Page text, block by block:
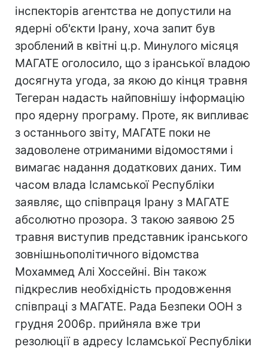
інспекторів агентства не допустили на
ядерні об'єкти Ірану, хоча запит був
зроблений в квітні ц.р. Минулого місяця
МАГАТЕ оголосило, що з іранської владою
досягнута угода, за якою до кінця травня
Тегеран надасть найповнішу інформацію
про ядерну програму. Проте, як випливає
з останнього звіту, МАГАТЕ поки не
задоволене отриманими відомостями і
вимагає надання додаткових даних. Тим
часом влада Ісламської Республіки
заявляє, що співпраця Ірану з МАГАТЕ
абсолютно прозора. З такою заявою 25
травня виступив представник іранського
зовнішньополітичного відомства
Мохаммед Алі Хоссейні. Він також
підкреслив необхідність продовження
співпраці з МАГАТЕ. Рада Безпеки ООН з
грудня 2006р. прийняла вже три
резолюції в адресу Ісламської Республіки